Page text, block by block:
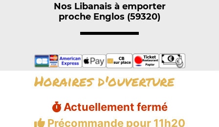
Nos Libanais à emporter
proche Englos (59320)
Horaires d'ouverture
Actuellement fermé
Précommande pour 11h20